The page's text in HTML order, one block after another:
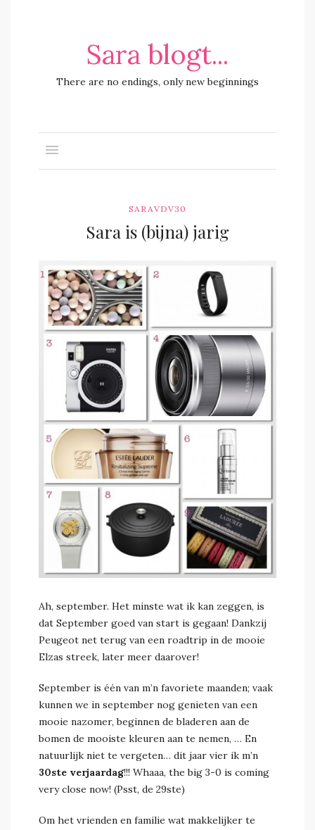
Sara blogt...
There are no endings, only new beginnings
SARAVDV30
Sara is (bijna) jarig
saravdv
Ah, september. Het minste wat ik kan zeggen, is
dat September goed van start is gegaan! Dankzij
Peugeot net terug van een roadtrip in de mooie
Elzas streek, later meer daarover!
September is één van m’n favoriete maanden; vaak
kunnen we in september nog genieten van een
mooie nazomer, beginnen de bladeren aan de
bomen de mooiste kleuren aan te nemen, … En
natuurlijk niet te vergeten… dit jaar vier ik m’n
30ste verjaardag!!! Whaaa, the big 3-0 is coming
very close now! (Psst, de 29ste)
Om het vrienden en familie wat makkelijker te